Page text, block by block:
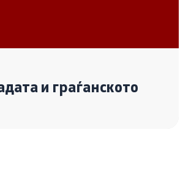
и граѓанското